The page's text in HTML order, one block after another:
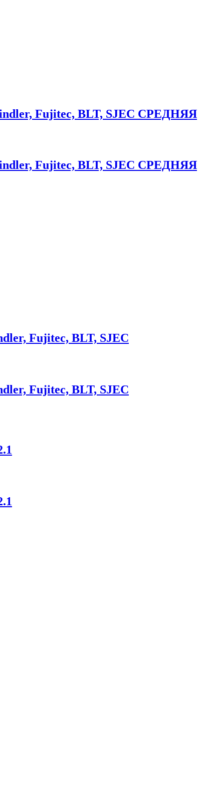
Fujitec, BLT, SJEC СРЕДНЯЯ
Fujitec, BLT, SJEC СРЕДНЯЯ
Fujitec, BLT, SJEC
Fujitec, BLT, SJEC